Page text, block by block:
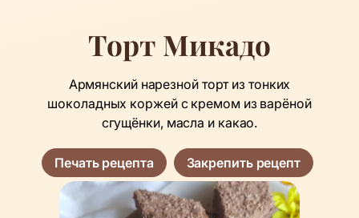
Торт Микадо
Армянский нарезной торт из тонких
шоколадных коржей с кремом из варёной
сгущёнки, масла и какао.
Печать рецепта Закрепить рецепт